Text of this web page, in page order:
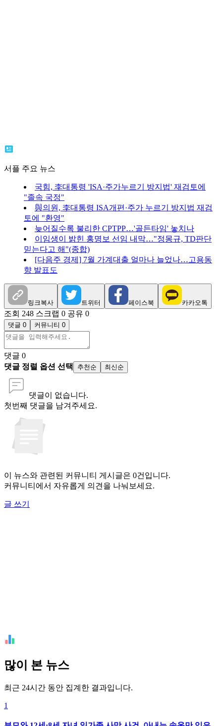
서플 주요 뉴스
국힘, 李대통령 'ISA·주가누르기 방지법' 재검토에
"졸속 국정"
與의원, 李대통령 ISA개편·주가 누르기 방지법 재검
토에 "환영"
늦어질수록 불리한 CPTPP…'골든타임' 놓치나
이임생이 밝힌 홍명보 선임 내막…"정몽규, TD판단
믿는다고 해"(종합)
[다음주 경제] 7월 가계대출 얼마나 늘었나…고용동
향 발표도
링크복사 트위터 페이스북 카카오톡
조회 248 스크랩 0 공유 0
댓글 0 커뮤니티 0
댓글 0
댓글 정렬 옵션 선택
추천순 최신순
댓글이 없습니다.
첫번째 댓글을 남겨주세요.
이 뉴스와 관련된 커뮤니티 게시글은 0건입니다.
커뮤니티에서 자유롭게 의견을 나눠보세요.
글 쓰기
많이 본 뉴스
최근 24시간 동안 집계한 결과입니다.
1